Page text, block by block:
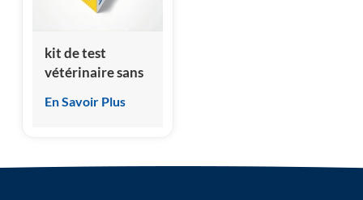
kit de test
vétérinaire sans
(cft4/fft4)
En Savoir Plus